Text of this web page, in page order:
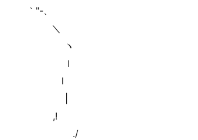
"-、
＼
| ヽ
. | ｌ
,| l
|
た ,!
./